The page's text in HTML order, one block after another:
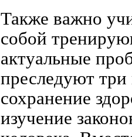
Также важно
собой
актуальные
преследуют
сохранение
изучение